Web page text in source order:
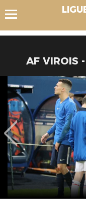
AF VIROIS